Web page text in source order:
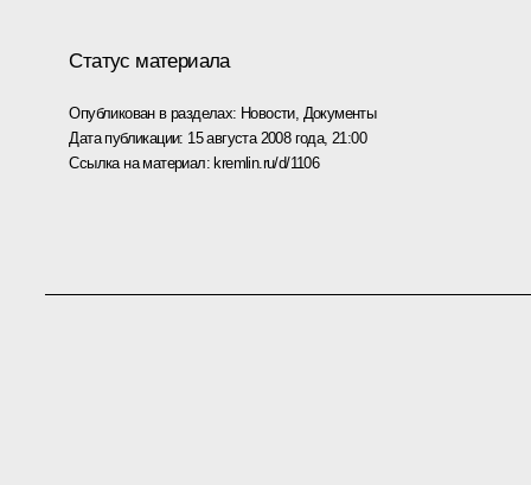
Статус материала
Опубликован в разделах: Новости, Документы
Дата публикации: 15 августа 2008 года, 21:00
Ссылка на материал:kremlin.ru/d/1106